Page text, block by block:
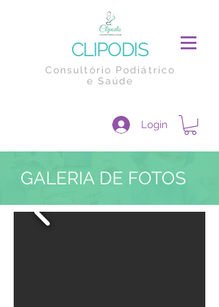
CLIPODIS
Consultório Podiátrico
e Saúde
Login
GALERIA DE FOTOS